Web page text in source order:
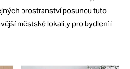
prostranství posunou tuto
městské lokality pro bydlení i